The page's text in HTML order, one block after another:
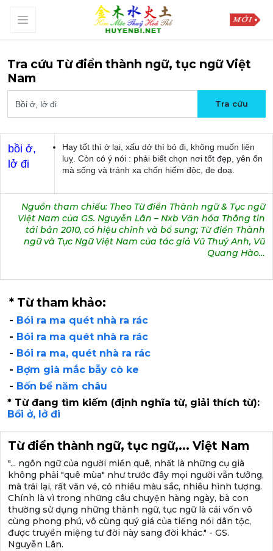
Tra cứu Từ điển thành ngữ, tục ngữ Việt
Nam
bồi ở,
lở đi
Hay tốt thì ở lại, xấu dở thì bỏ đi, không muốn liên
luỵ. Còn có ý nói : phải biết chọn nơi tốt đẹp, yên ổn
mà sống và tránh xa chốn hiểm độc, đe doạ.
Nguồn tham chiếu: Theo Từ điển Thành ngữ & Tục ngữ
Việt Nam của GS. Nguyễn Lân – Nxb Văn hóa Thông tin
tái bản 2010, có hiệu chỉnh và bổ sung; Từ điển Thành
ngữ và Tục Ngữ Việt Nam của tác giả Vũ Thuý Anh, Vũ
Quang Hào…
* Từ tham khảo:
- Bói ra ma quét nhà ra rác
- Bói ra ma quét nhà ra rác
- Bói ra ma, quét nhà ra rác
- Bợm già mắc bẫy cò ke
- Bốn bể năm châu
* Từ đang tìm kiếm (định nghĩa từ, giải thích từ):
Bồi ở, lở đi
Từ điển thành ngữ, tục ngữ,... Việt Nam
"... ngôn ngữ của người miền quê, nhất là những cụ già
không phải "quê mùa" như trước đây mọi người vẫn tưởng,
mà trái lại, rất văn vẻ, có nhiều màu sắc, nhiều hình tượng.
Chính là vì trong những câu chuyện hàng ngày, bà con
thường sử dụng những thành ngữ, tục ngữ là cái vốn vô
cùng phong phú, vô cùng quý giá của tiếng nói dân tộc,
được truyền miệng tư đời này sang đời khác." - GS.
Nguyễn Lân.